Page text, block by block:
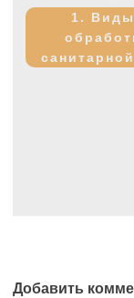
1.
Добавить